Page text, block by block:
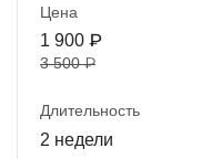
Цена
1 900 ₽
3 500 ₽
Длительность
2 недели